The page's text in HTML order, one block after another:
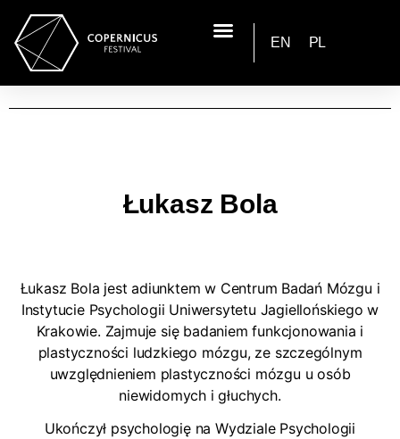
EN PL
Łukasz Bola
Łukasz Bola jest adiunktem w Centrum Badań Mózgu i
Instytucie Psychologii Uniwersytetu Jagiellońskiego w
Krakowie. Zajmuje się badaniem funkcjonowania i
plastyczności ludzkiego mózgu, ze szczególnym
uwzględnieniem plastyczności mózgu u osób
niewidomych i głuchych.
Ukończył psychologię na Wydziale Psychologii